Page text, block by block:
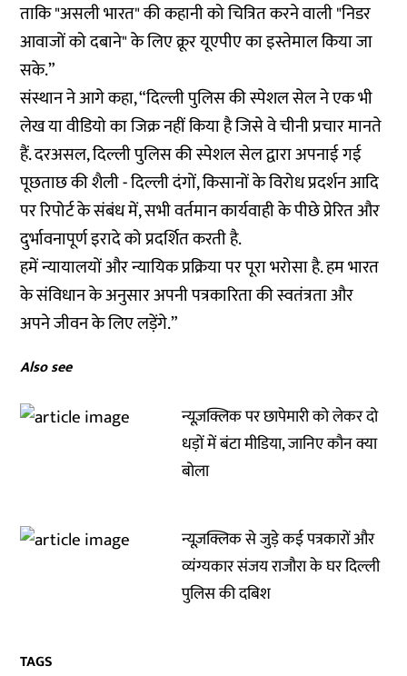
ताकि "असली भारत" की कहानी को चित्रित करने वाली "निडर
आवाजों को दबाने" के लिए क्रूर यूएपीए का इस्तेमाल किया जा
सके.”
संस्थान ने आगे कहा, “दिल्ली पुलिस की स्पेशल सेल ने एक भी
लेख या वीडियो का जिक्र नहीं किया है जिसे वे चीनी प्रचार मानते
हैं. दरअसल, दिल्ली पुलिस की स्पेशल सेल द्वारा अपनाई गई
पूछताछ की शैली - दिल्ली दंगों, किसानों के विरोध प्रदर्शन आदि
पर रिपोर्ट के संबंध में, सभी वर्तमान कार्यवाही के पीछे प्रेरित और
दुर्भावनापूर्ण इरादे को प्रदर्शित करती है.
हमें न्यायालयों और न्यायिक प्रक्रिया पर पूरा भरोसा है. हम भारत
के संविधान के अनुसार अपनी पत्रकारिता की स्वतंत्रता और
अपने जीवन के लिए लड़ेंगे.”
Also see
न्यूज़क्लिक पर छापेमारी को लेकर दो
धड़ों में बंटा मीडिया, जानिए कौन क्या
बोला
न्यूज़क्लिक से जुड़े कई पत्रकारों और
व्यंग्यकार संजय राजौरा के घर दिल्ली
पुलिस की दबिश
TAGS